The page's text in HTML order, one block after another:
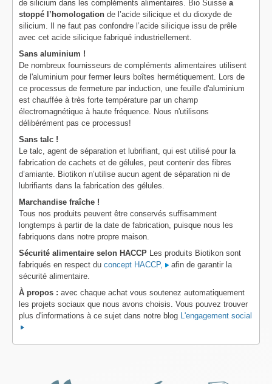
de silicium dans les compléments alimentaires. Bio Suisse a
stoppé l’homologation de l’acide silicique et du dioxyde de
silicium. Il ne faut pas confondre l’acide silicique issu de prêle
avec cet acide silicique fabriqué industriellement.
Sans aluminium !
De nombreux fournisseurs de compléments alimentaires utilisent
de l'aluminium pour fermer leurs boîtes hermétiquement. Lors de
ce processus de fermeture par induction, une feuille d'aluminium
est chauffée à très forte température par un champ
électromagnétique à haute fréquence. Nous n'utilisons
délibérément pas ce processus!
Sans talc !
Le talc, agent de séparation et lubrifiant, qui est utilisé pour la
fabrication de cachets et de gélules, peut contenir des fibres
d’amiante. Biotikon n’utilise aucun agent de séparation ni de
lubrifiants dans la fabrication des gélules.
Marchandise fraîche !
Tous nos produits peuvent être conservés suffisamment
longtemps à partir de la date de fabrication, puisque nous les
fabriquons dans notre propre maison.
Sécurité alimentaire selon HACCP Les produits Biotikon sont
fabriqués en respect du concept HACCP,
afin de garantir la
sécurité alimentaire.
À propos : avec chaque achat vous soutenez automatiquement
les projets sociaux que nous avons choisis. Vous pouvez trouver
plus d'informations à ce sujet dans notre blog L'engagement social